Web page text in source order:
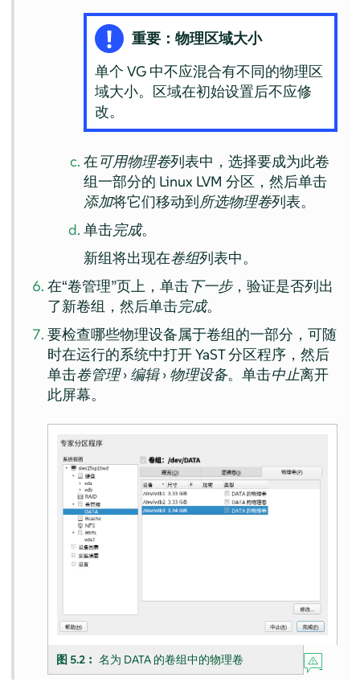
重要：物理区域大小
单个 VG 中不应混合有不同的物理区
域大小。区域在初始设置后不应修
改。
在可用物理卷列表中，选择要成为此卷
组一部分的 Linux LVM 分区，然后单击
添加将它们移动到所选物理卷列表。
单击完成。
新组将出现在卷组列表中。
在“卷管理”页上，单击下一步，验证是否列出
了新卷组，然后单击完成。
要检查哪些物理设备属于卷组的一部分，可随
时在运行的系统中打开 YaST 分区程序，然后
单击卷管理›编辑› 物理设备。单击中止离开
此屏幕。
图 5.2︰名为 DATA 的卷组中的物理卷